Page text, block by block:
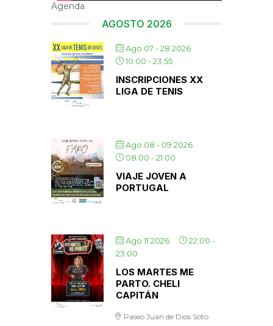
Agenda
AGOSTO 2026
Ago 07 - 28 2026
10:00 -23:55
INSCRIPCIONES XX
LIGA DE TENIS
Ago 08 - 09 2026
08:00 -21:00
VIAJE JOVEN A
PORTUGAL
Ago 11 2026 22:00 -
23:00
LOS MARTES ME
PARTO. CHELI
CAPITÁN
Paseo Juan de Dios Soto